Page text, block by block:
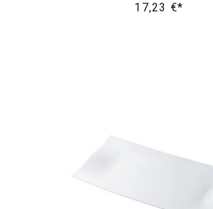
17,23 €*